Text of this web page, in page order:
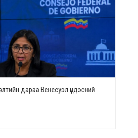
дараа Венесуэл үндэсний